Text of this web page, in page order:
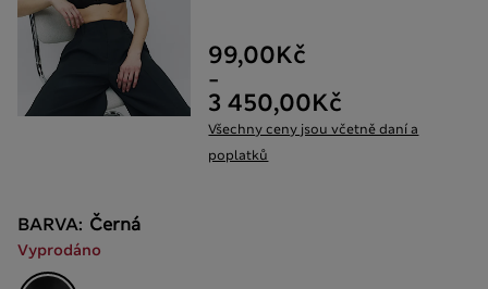
99,00Kč
-
3 450,00Kč
Všechny ceny jsou včetně daní a
poplatků
BARVA: Černá
Vyprodáno